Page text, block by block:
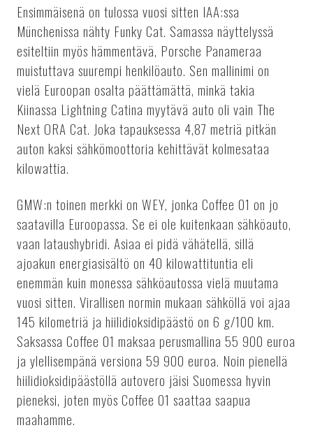
Ensimmäisenä on tulossa vuosi sitten IAA:ssa
Münchenissa nähty Funky Cat. Samassa näyttelyssä
esiteltiin myös hämmentävä, Porsche Panameraa
muistuttava suurempi henkilöauto. Sen mallinimi on
vielä Euroopan osalta päättämättä, minkä takia
Kiinassa Lightning Catina myytävä auto oli vain The
Next ORA Cat. Joka tapauksessa 4,87 metriä pitkän
auton kaksi sähkömoottoria kehittävät kolmesataa
kilowattia.
GMW:n toinen merkki on WEY, jonka Coffee 01 on jo
saatavilla Euroopassa. Se ei ole kuitenkaan sähköauto,
vaan lataushybridi. Asiaa ei pidä vähätellä, sillä
ajoakun energiasisältö on 40 kilowattituntia eli
enemmän kuin monessa sähköautossa vielä muutama
vuosi sitten. Virallisen normin mukaan sähköllä voi ajaa
145 kilometriä ja hiilidioksidipäästö on 6 g/100 km.
Saksassa Coffee 01 maksaa perusmallina 55 900 euroa
ja ylellisempänä versiona 59 900 euroa. Noin pienellä
hiilidioksidipäästöllä autovero jäisi Suomessa hyvin
pieneksi, joten myös Coffee 01 saattaa saapua
maahamme.